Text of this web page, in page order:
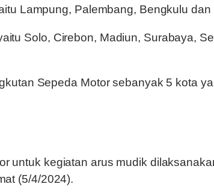
Lampung, Palembang, Bengkulu dan
Solo, Cirebon, Madiun, Surabaya,
Sepeda Motor sebanyak 5 kota
untuk kegiatan arus mudik
(5/4/2024).